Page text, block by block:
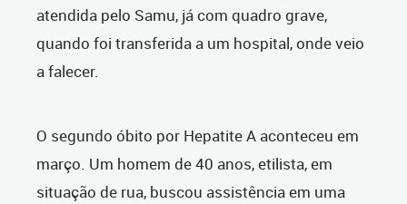
atendida pelo Samu, já com quadro grave,
quando foi transferida a um hospital, onde veio
a falecer.
O segundo óbito por Hepatite A aconteceu em
março. Um homem de 40 anos, etilista, em
situação de rua, buscou assistência em uma